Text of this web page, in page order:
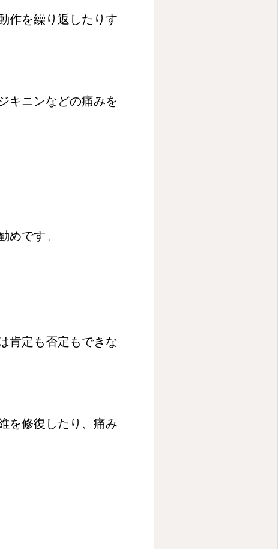
作を繰り返したりす
キニンなどの痛みを
めです。
肯定も否定もできな
を修復したり、痛み